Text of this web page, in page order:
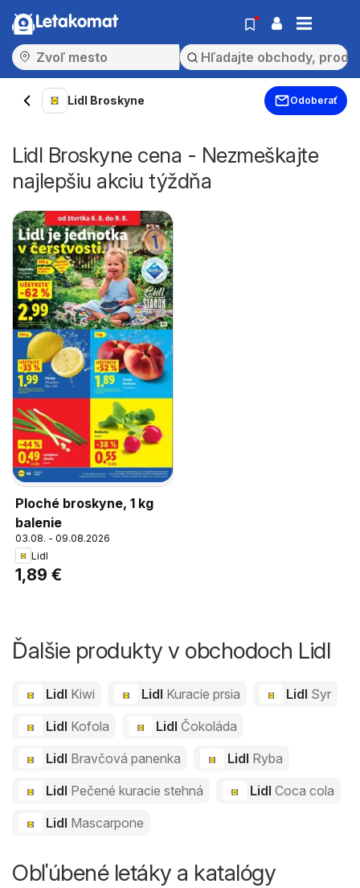
Letakomat
Lidl Broskyne Odoberať
Lidl Broskyne cena - Nezmeškajte
najlepšiu akciu týždňa
Ploché broskyne, 1 kg
balenie
03.08. - 09.08.2026
Lidl
1,89 €
Ďalšie produkty v obchodoch Lidl
Lidl Kiwi Lidl Kuracie prsia Lidl Syr
Lidl Kofola Lidl Čokoláda
Lidl Bravčová panenka Lidl Ryba
Lidl Pečené kuracie stehná Lidl Coca cola
Lidl Mascarpone
Obľúbené letáky a katalógy